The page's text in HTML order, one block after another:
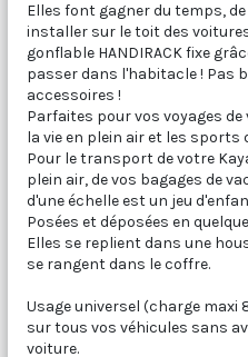
Elles font gagner du temps,
installer sur le toit des
gonflable HANDIRACK fixe
passer dans l'habitacle ! Pas
accessoires !
Parfaites pour vos voyages
la vie en plein air et les sports
Pour le transport de votre
plein air, de vos bagages de
d'une échelle est un jeu
Posées et déposées en
Elles se replient dans une
se rangent dans le coffre.
Usage universel (charge maxi
sur tous vos véhicules sans
voiture.